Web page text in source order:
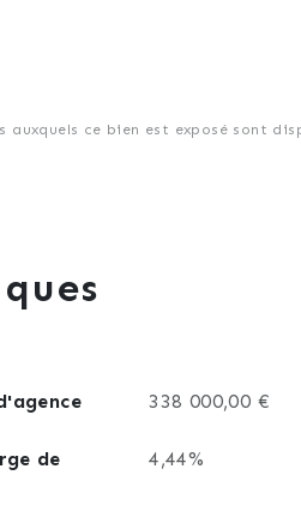
auxquels ce bien est exposé sont
338 000,00 €
de
4,44%